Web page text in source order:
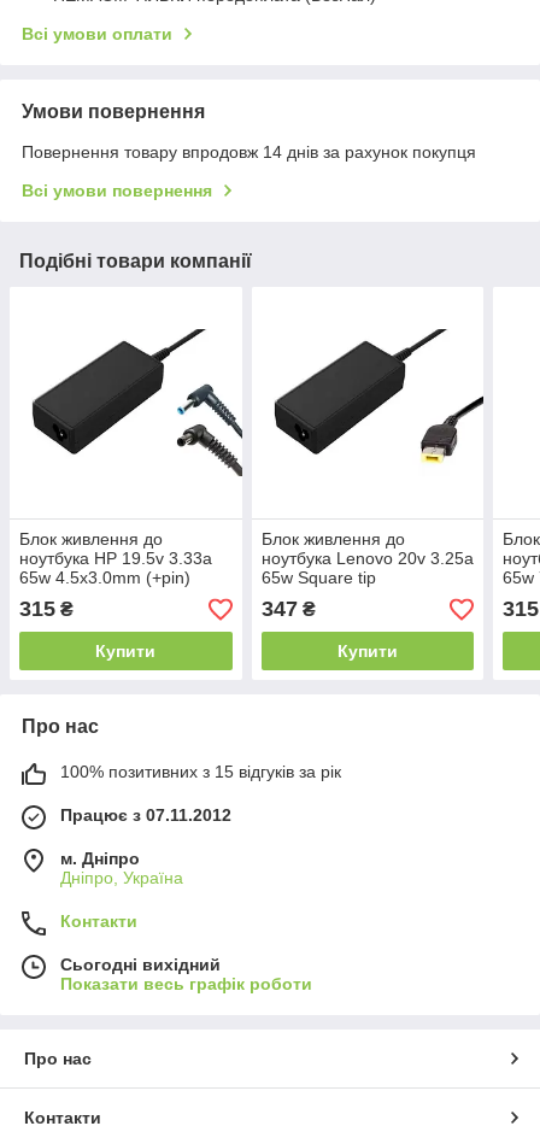
Всі умови оплати
Умови повернення
Повернення товару впродовж 14 днів за рахунок покупця
Всі умови повернення
Подібні товари компанії
Блок живлення до
ноутбука HP 19.5v 3.33a
65w 4.5x3.0mm (+pin)
(NoName (B)) 3 міс.гар.
315 ₴
Купити
Блок живлення до
ноутбука Lenovo 20v 3.25a
65w Square tip
11.0x4.5mm (+pin)
(NoName (B)) 3 міс.гар.
347₴
Купити
65w
315
Про нас
100% позитивних з 15 відгуків за рік
Працює з 07.11.2012
м. Дніпро
Дніпро, Україна
Контакти
Сьогодні вихідний
Показати весь графік роботи
Про нас
Контакти